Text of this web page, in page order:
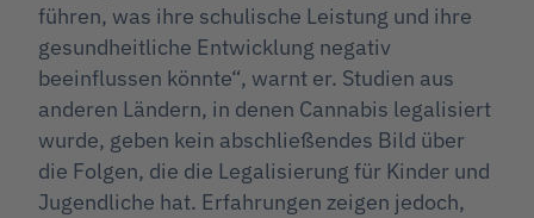
führen, was ihre schulische Leistung und ihre
gesundheitliche Entwicklung negativ
beeinflussen könnte“, warnt er. Studien aus
anderen Ländern, in denen Cannabis legalisiert
wurde, geben kein abschließendes Bild über
die Folgen, die die Legalisierung für Kinder und
Jugendliche hat. Erfahrungen zeigen jedoch,